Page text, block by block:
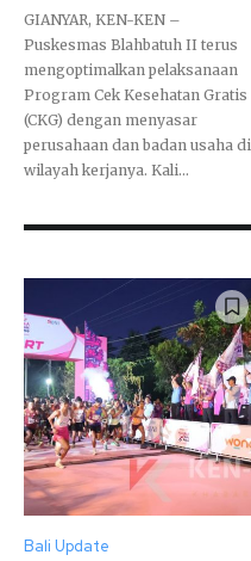
GIANYAR, KEN-KEN –
Puskesmas Blahbatuh II terus
mengoptimalkan pelaksanaan
Program Cek Kesehatan Gratis
(CKG) dengan menyasar
perusahaan dan badan usaha di
wilayah kerjanya. Kali...
Bali Update